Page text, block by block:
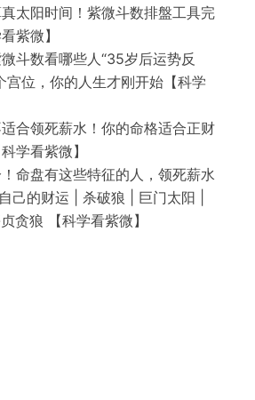
太阳时间！紫微斗数排盤工具完
紫微】
斗数看哪些人“35岁后运势反
宫位，你的人生才刚开始【科学
合领死薪水！你的命格适合正财
学看紫微】
命盘有这些特征的人，领死薪水
己的财运 | 杀破狼 | 巨门太阳 |
贪狼 【科学看紫微】